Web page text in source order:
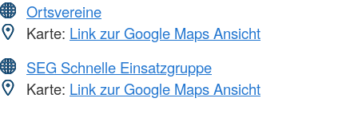
Ortsvereine
Karte: Link zur Google Maps Ansicht
SEG Schnelle Einsatzgruppe
Karte: Link zur Google Maps Ansicht